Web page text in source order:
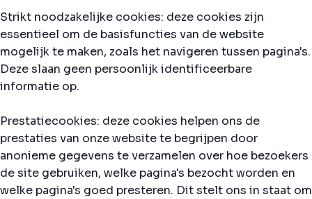
Strikt noodzakelijke cookies: deze cookies zijn
essentieel om de basisfuncties van de website
mogelijk te maken, zoals het navigeren tussen pagina's.
Deze slaan geen persoonlijk identificeerbare
informatie op.
Prestatiecookies: deze cookies helpen ons de
prestaties van onze website te begrijpen door
anonieme gegevens te verzamelen over hoe bezoekers
de site gebruiken, welke pagina's bezocht worden en
welke pagina's goed presteren. Dit stelt ons in staat om